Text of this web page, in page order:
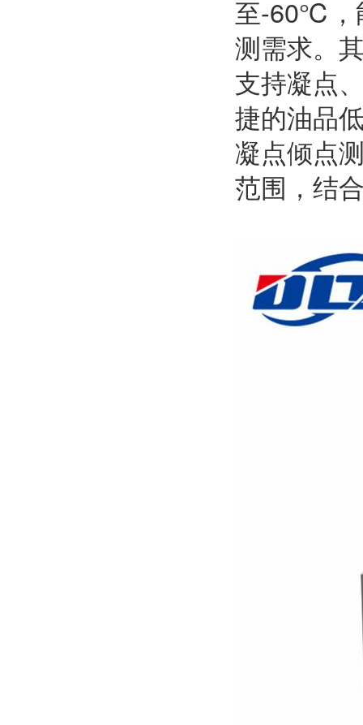
至-60℃，
测需求。
支持凝点
捷的油品
凝点倾点
范围，结